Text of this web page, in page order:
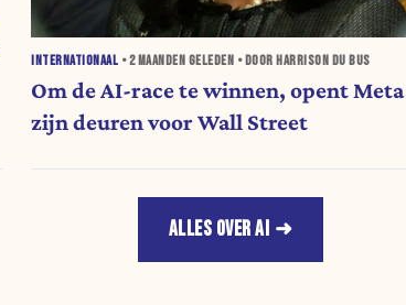
INTERNATIONAAL •2 MAANDEN GELEDEN • DOOR HARRISON DU BUS
Om de AI-race te winnen, opent Meta
zijn deuren voor Wall Street
ALLES OVER AI